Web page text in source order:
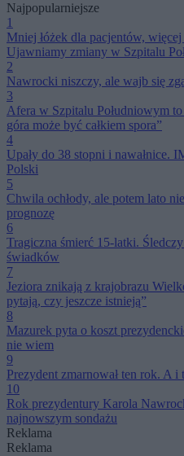
Najpopularniejsze
1
Mniej łóżek dla pacjentów,
Ujawniamy zmiany w Szpitalu
2
Nawrocki niszczy, ale wajb się
3
Afera w Szpitalu Południowym
góra może być całkiem spora”
4
Upały do 38 stopni i nawałnice.
Polski
5
Chwila ochłody, ale potem lato
prognozę
6
Tragiczna śmierć 15-latki.
świadków
7
Jeziora znikają z krajobrazu
pytają, czy jeszcze istnieją”
8
Mazurek pyta o koszt
nie wiem
9
Prezydent zmarnował ten rok. A
10
Rok prezydentury Karola
najnowszym sondażu
Reklama
Reklama